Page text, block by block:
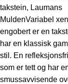
takstein, Laumans
MuldenVariabel
engobert er en
har en klassisk
stil. En
som er tett og har
smussavvisende